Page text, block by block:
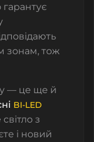
гарантує
зонам, тож
— це ще й
BI-LED
з
і новий